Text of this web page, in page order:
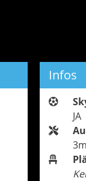
Infos
JA